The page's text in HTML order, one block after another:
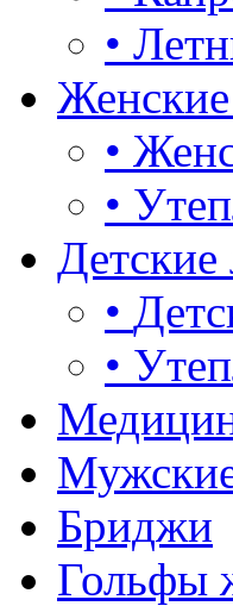
•
•
•
•
•
Бриджи
Гольфы